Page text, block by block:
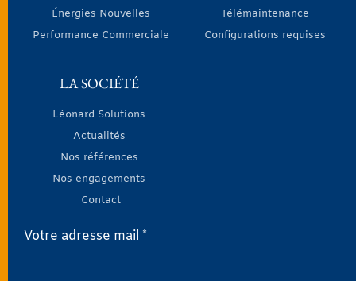
Énergies Nouvelles
Performance Commerciale
Télémaintenance
Configurations requises
LA SOCIÉTÉ
Léonard Solutions
Actualités
Nos références
Nos engagements
Contact
Votre adresse mail *